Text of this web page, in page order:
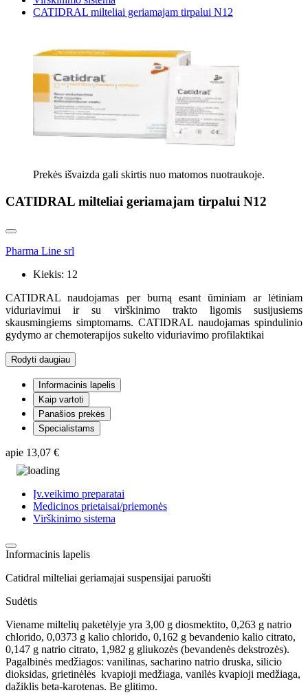
CATIDRAL milteliai geriamajam tirpalui N12
Prekės išvaizda gali skirtis nuo matomos nuotraukoje.
CATIDRAL milteliai geriamajam tirpalui N12
Pharma Line srl
Kiekis: 12
CATIDRAL naudojamas per burną esant ūminiam ar lėtiniam
viduriavimui ir su virškinimo trakto ligomis susijusiems
skausmingiems simptomams. CATIDRAL naudojamas spindulinio
gydymo ar chemoterapijos sukelto viduriavimo profilaktikai
Rodyti daugiau
Informacinis lapelis
Kaip vartoti
Panašios prekės
Specialistams
apie 13,07 €
Įv.veikimo preparatai
Medicinos prietaisai/priemonės
Virškinimo sistema
Informacinis lapelis
Catidral milteliai geriamajai suspensijai paruošti
Sudėtis
Viename miltelių paketėlyje yra 3,00 g diosmektito, 0,263 g natrio
chlorido, 0,0373 g kalio chlorido, 0,162 g bevandenio kalio citrato,
0,147 g natrio citrato, 1,982 g gliukozės (bevandenės dekstrozės).
Pagalbinės medžiagos: vanilinas, sacharino natrio druska, silicio
dioksidas, grietinėlės kvapioji medžiaga, vanilės kvapioji medžiaga,
dažiklis beta-karotenas. Be glitimo.